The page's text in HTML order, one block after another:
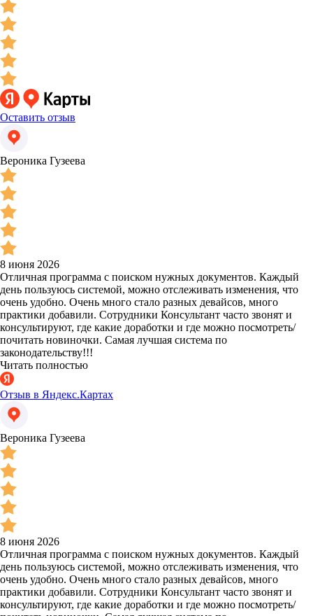
Оставить отзыв
Вероника Гузеева
8 июня 2026
Отличная программа с поиском нужных документов. Каждый
день пользуюсь системой, можно отслеживать изменения, что
очень удобно. Очень много стало разных девайсов, много
практики добавили. Сотрудники Консультант часто звонят и
консультируют, где какие доработки и где можно посмотреть/
почитать новиночки. Самая лучшая система по
законодательству!!!
Читать полностью
Отзыв в Яндекс.Картах
Вероника Гузеева
8 июня 2026
Отличная программа с поиском нужных документов. Каждый
день пользуюсь системой, можно отслеживать изменения, что
очень удобно. Очень много стало разных девайсов, много
практики добавили. Сотрудники Консультант часто звонят и
консультируют, где какие доработки и где можно посмотреть/